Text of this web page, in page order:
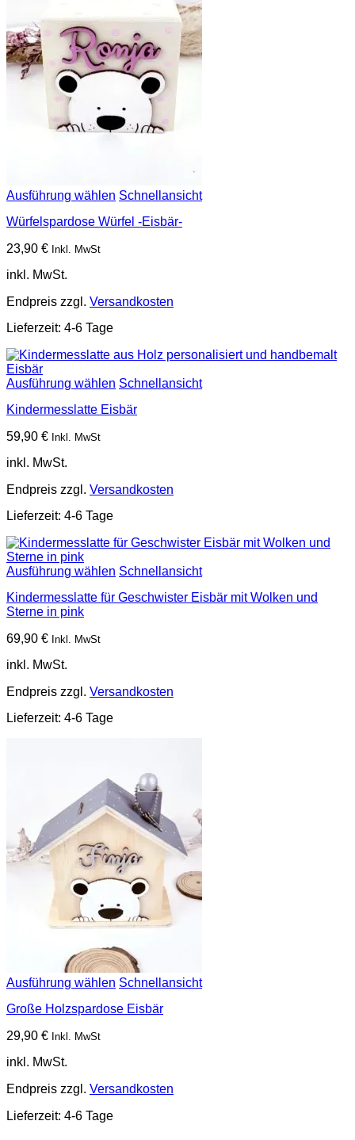
Ausführung wählen Schnellansicht
Würfelspardose Würfel -Eisbär-
23,90 € Inkl. MwSt
inkl. MwSt.
Endpreis zzgl. Versandkosten
Lieferzeit: 4-6 Tage
Ausführung wählen Schnellansicht
Kindermesslatte Eisbär
59,90 € Inkl. MwSt
inkl. MwSt.
Endpreis zzgl. Versandkosten
Lieferzeit: 4-6 Tage
Ausführung wählen Schnellansicht
Kindermesslatte für Geschwister Eisbär mit Wolken und
Sterne in pink
69,90 € Inkl. MwSt
inkl. MwSt.
Endpreis zzgl. Versandkosten
Lieferzeit: 4-6 Tage
Ausführung wählen Schnellansicht
Große Holzspardose Eisbär
29,90 € Inkl. MwSt
inkl. MwSt.
Endpreis zzgl. Versandkosten
Lieferzeit: 4-6 Tage